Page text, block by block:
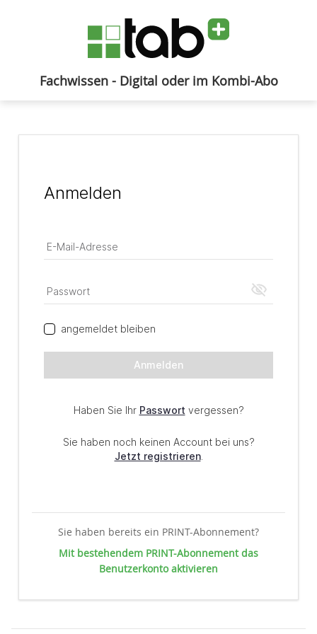
Fachwissen - Digital oder im Kombi-Abo
Sie haben bereits ein PRINT-Abonnement?
Mit bestehendem PRINT-Abonnement das
Benutzerkonto aktivieren